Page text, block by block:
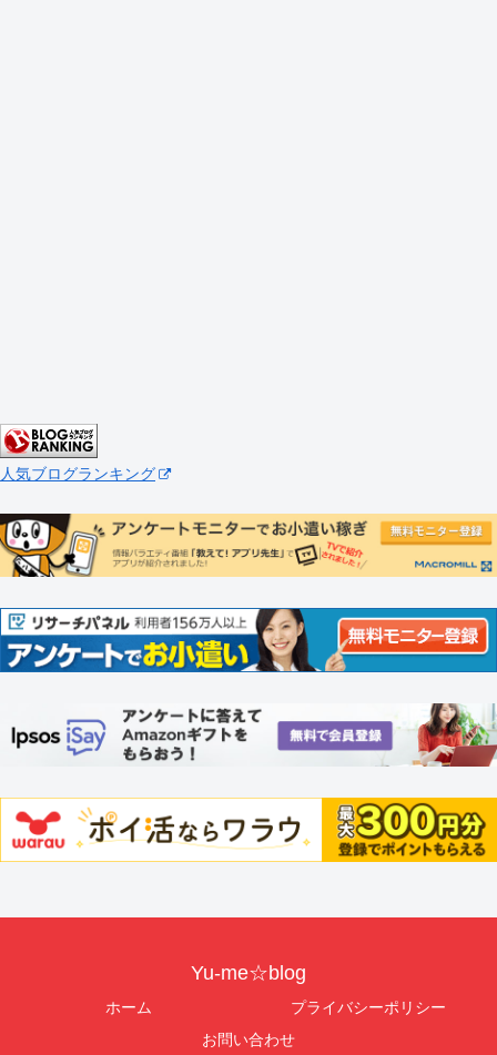
人気ブログランキング
Yu-me☆blog
ホーム
プライバシーポリシー
お問い合わせ